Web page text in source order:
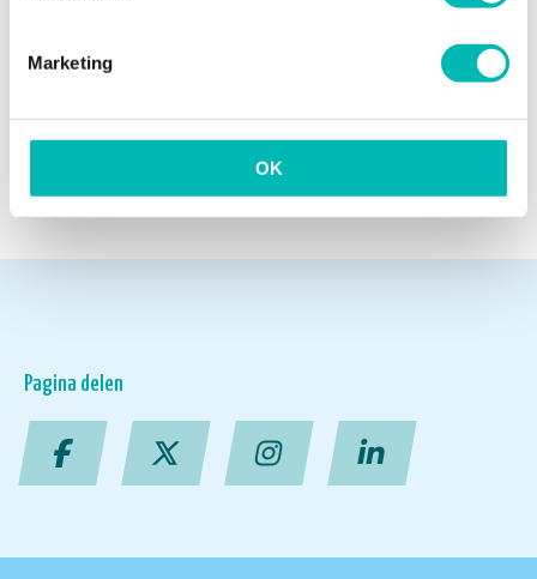
Marketing
OK
NIEUWSARCHIEF
Pagina delen